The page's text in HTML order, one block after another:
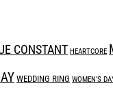
CONSTANT HEARTCORE
WEDDING RING WOMEN'S